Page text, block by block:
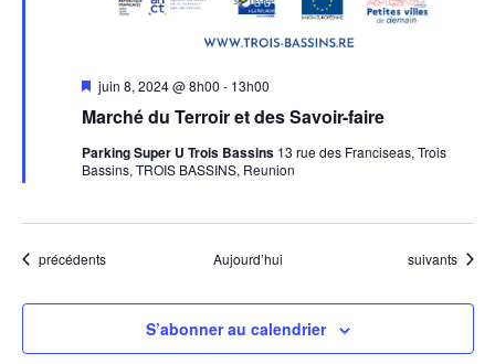
Marché du Terroir et des Savoir-faire
Mis
avant
juin 8, 2024 @ 8h00 - 13h00
Parking Super U Trois Bassins 13 rue des Franciseas, Trois
Bassins, TROIS BASSINS, Reunion
Évènements
précédents Aujourd’hui Évènements
suivants
S’abonner au calendrier